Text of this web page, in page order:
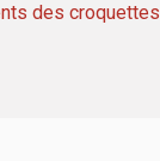
des croquettes